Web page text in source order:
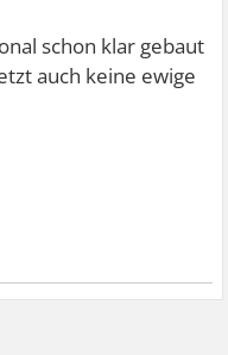
schon klar gebaut
auch keine ewige